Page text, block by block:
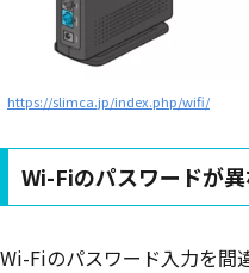
https://slimca.jp/index.php/wifi/
Wi-Fiのパスワードが
Wi-Fiのパスワード入力を間